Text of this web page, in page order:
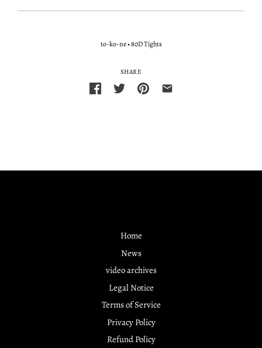
to-ko-ne•80D Tights
SHARE
Home
News
video archives
Legal Notice
Terms of Service
Privacy Policy
Refund Policy